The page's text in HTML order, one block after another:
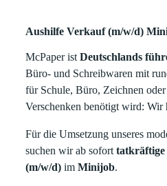
Aushilfe Verkauf (m/w/d)
McPaper istDeutschlands
Büro- und Schreibwaren mit
für Schule, Büro, Zeichnen
Verschenken benötigt wird: Wir
Für die Umsetzung unseres
suchen wir ab soforttatkräftige
(m/w/d) imMinijob.